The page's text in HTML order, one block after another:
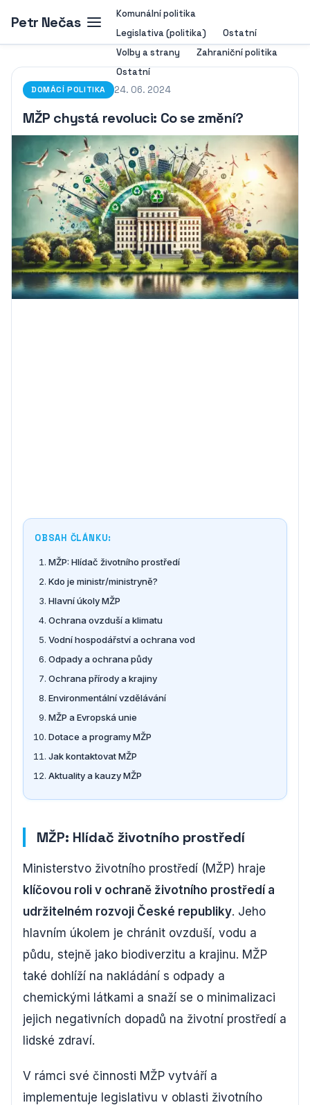
Petr Nečas
Komunální politika
Legislativa (politika)
Ostatní
Volby a strany
Zahraniční politika
Ostatní
DOMÁCÍ POLITIKA 24. 06. 2024
MŽP chystá revoluci: Co se změní?
OBSAH ČLÁNKU:
MŽP: Hlídač životního prostředí
Kdo je ministr/ministryně?
Hlavní úkoly MŽP
Ochrana ovzduší a klimatu
Vodní hospodářství a ochrana vod
Odpady a ochrana půdy
Ochrana přírody a krajiny
Environmentální vzdělávání
MŽP a Evropská unie
Dotace a programy MŽP
Jak kontaktovat MŽP
Aktuality a kauzy MŽP
MŽP: Hlídač životního prostředí
Ministerstvo životního prostředí (MŽP) hraje
klíčovou roli v ochraně životního prostředí a
udržitelném rozvoji České republiky. Jeho
hlavním úkolem je chránit ovzduší, vodu a
půdu, stejně jako biodiverzitu a krajinu. MŽP
také dohlíží na nakládání s odpady a
chemickými látkami a snaží se o minimalizaci
jejich negativních dopadů na životní prostředí a
lidské zdraví.
V rámci své činnosti MŽP vytváří a
implementuje legislativu v oblasti životního